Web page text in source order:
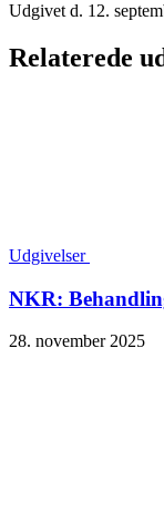
Udgivet d. 12.
Relaterede
Udgivelser
NKR:
28. november 2025